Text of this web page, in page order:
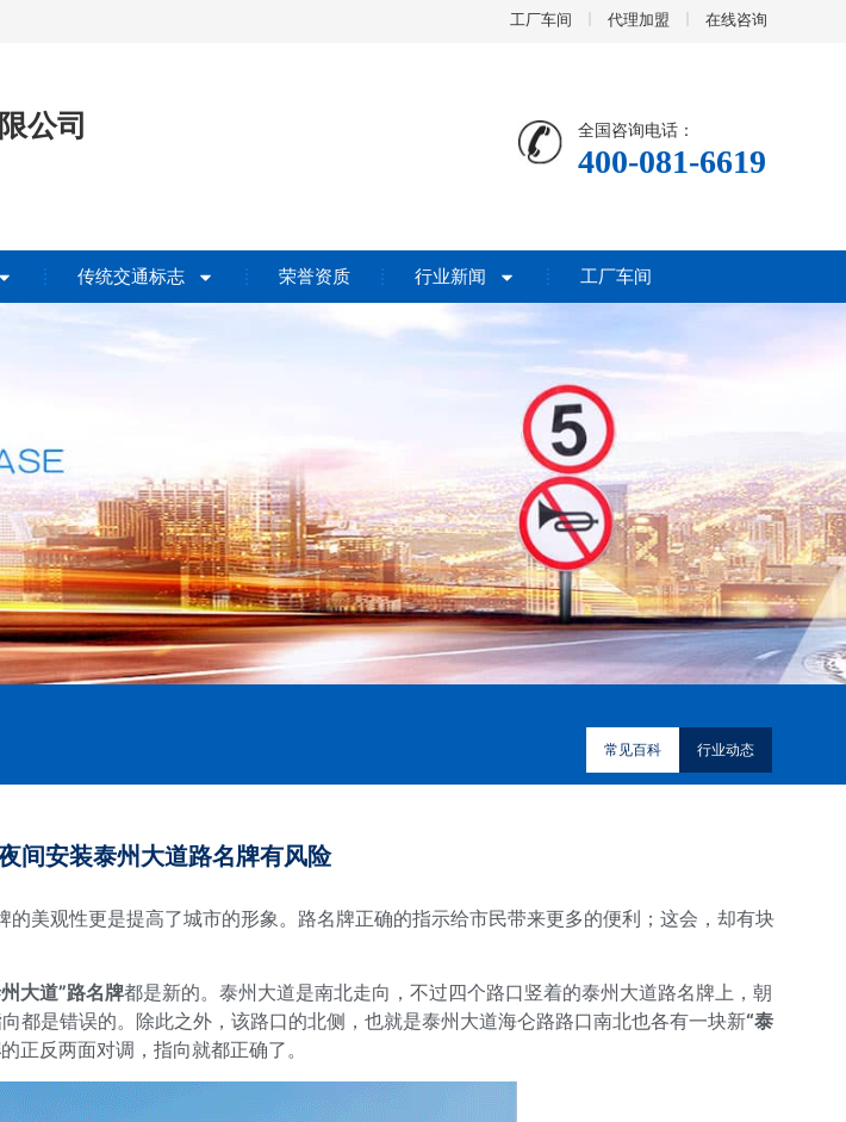
工厂车间 代理加盟 在线咨询
公司
全国咨询电话：
400-081-6619
传统交通标志 荣誉资质 行业新闻 工厂车间
常见百科 行业动态
间安装泰州大道路名牌有风险
美观性更是提高了城市的形象。路名牌正确的指示给市民带来更多的便利；这会，却有块
大道”路名牌都是新的。泰州大道是南北走向，不过四个路口竖着的泰州大道路名牌上，朝
都是错误的。除此之外，该路口的北侧，也就是泰州大道海仑路路口南北也各有一块新“泰
的正反两面对调，指向就都正确了。